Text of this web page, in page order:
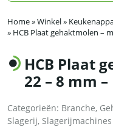
Home»Winkel»
» HCB Plaat gehaktmolen –
HCB Plaat
22 – 8 mm –
Categorieën: Branche,
Slagerij, Slagerijmachines